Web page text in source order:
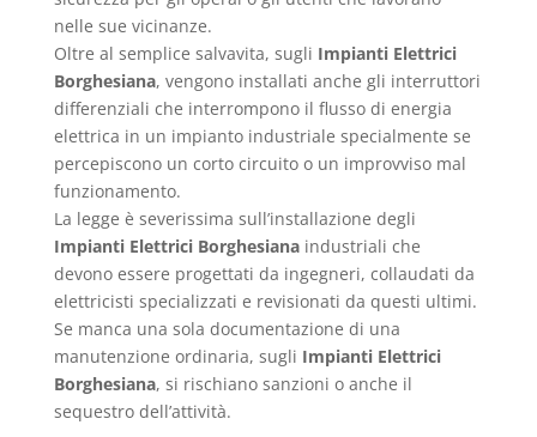
nelle sue vicinanze.
Oltre al semplice salvavita, sugli Impianti Elettrici
Borghesiana, vengono installati anche gli interruttori
differenziali che interrompono il flusso di energia
elettrica in un impianto industriale specialmente se
percepiscono un corto circuito o un improvviso mal
funzionamento.
La legge è severissima sull’installazione degli
Impianti Elettrici Borghesianaindustriali che
devono essere progettati da ingegneri, collaudati da
elettricisti specializzati e revisionati da questi ultimi.
Se manca una sola documentazione di una
manutenzione ordinaria, sugli Impianti Elettrici
Borghesiana, si rischiano sanzioni o anche il
sequestro dell’attività.